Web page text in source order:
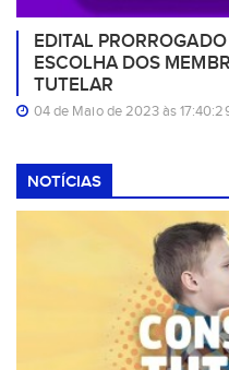
EDITAL
ESCOLHA DOS
TUTELAR
04 de Maio de 2023 às
NOTÍCIAS